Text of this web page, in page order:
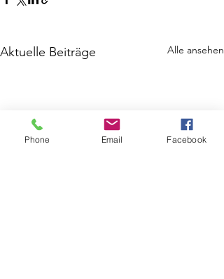
Aktuelle Beiträge Alle ansehen
Phone Email Facebook